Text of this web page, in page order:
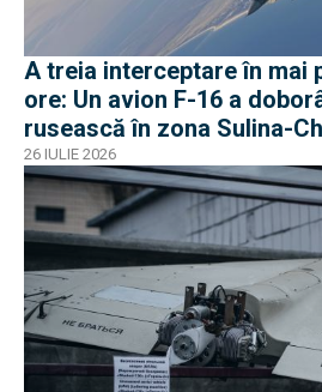
A treia interceptare în mai
ore: Un avion F-16 a
rusească în zona Sulina-
26 IULIE 2026